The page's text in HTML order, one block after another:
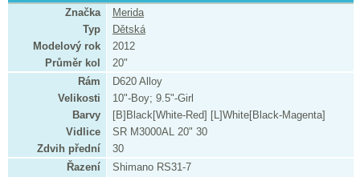
Značka
Merida
Typ
Dětská
Modelový rok
2012
Průměr kol
20"
Rám
D620 Alloy
Velikosti
10"-Boy; 9.5"-Girl
Barvy
[B]Black[White-Red] [L]White[Black-Magenta]
Vidlice
SR M3000AL 20" 30
Zdvih přední
30
Řazení
Shimano RS31-7